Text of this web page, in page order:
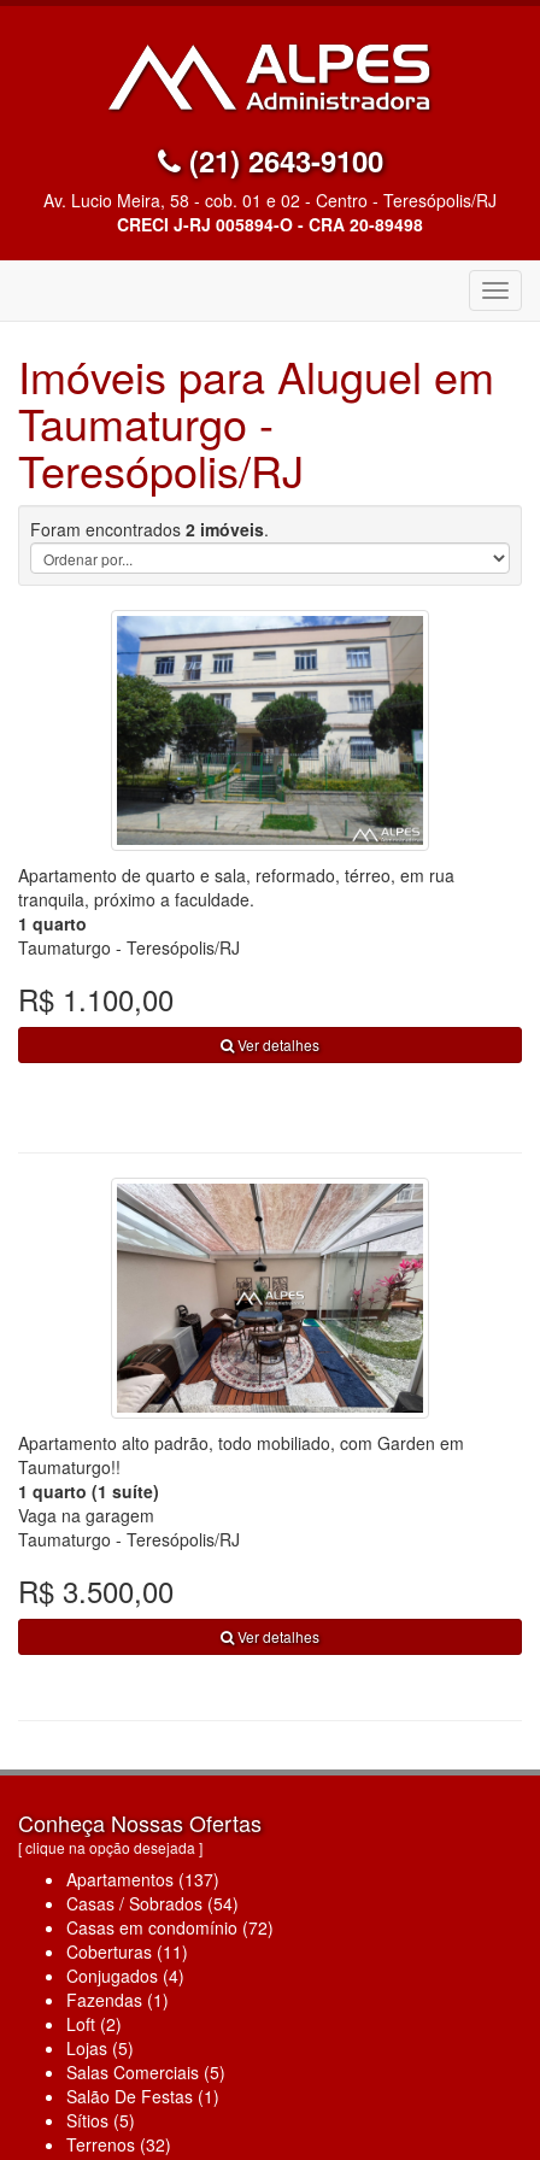
(21) 2643-9100
Av. Lucio Meira, 58 - cob. 01 e 02 - Centro - Teresópolis/RJ
CRECI J-RJ 005894-O - CRA 20-89498
Imóveis para Aluguel em
Taumaturgo -
Teresópolis/RJ
Foram encontrados 2 imóveis.
Apartamento de quarto e sala, reformado, térreo, em rua
tranquila, próximo a faculdade.
1 quarto
Taumaturgo - Teresópolis/RJ
R$ 1.100,00
Ver detalhes
Apartamento alto padrão, todo mobiliado, com Garden em
Taumaturgo!!
1 quarto (1 suíte)
Vaga na garagem
Taumaturgo - Teresópolis/RJ
R$ 3.500,00
Ver detalhes
Conheça Nossas Ofertas
[ clique na opção desejada ]
Apartamentos (137)
Casas / Sobrados (54)
Casas em condomínio (72)
Coberturas (11)
Conjugados (4)
Fazendas (1)
Loft (2)
Lojas (5)
Salas Comerciais (5)
Salão De Festas (1)
Sítios (5)
Terrenos (32)